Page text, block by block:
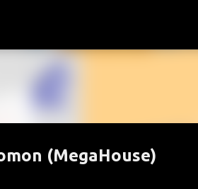
(MegaHouse)